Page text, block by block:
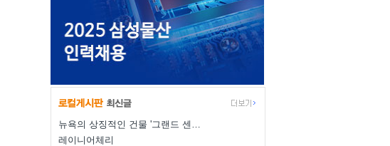
뉴욕의 상징적인 건물 '그랜드 센…
레이니어체리